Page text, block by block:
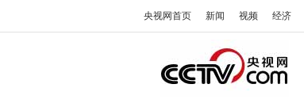
央视网首页 新闻 视频 经济